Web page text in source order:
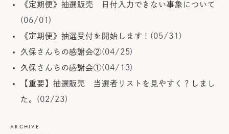
《定期便》抽選販売 日付入力できない事象について
(06/01)
《定期便》抽選受付を開始します！ (05/31)
久保さんちの感謝会②(04/25)
久保さんちの感謝会①(04/13)
【重要】抽選販売 当選者リストを見やすく？しまし
た。 (02/23)
ARCHIVE